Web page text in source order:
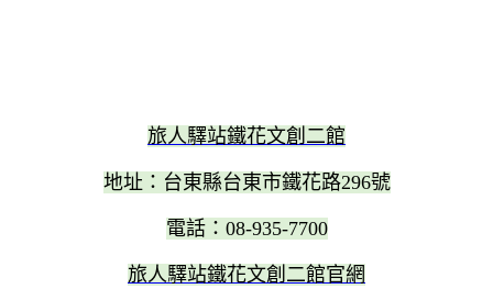
旅人驛站鐵花文創二館
地址：台東縣台東市鐵花路296號
電話：08-935-7700
旅人驛站鐵花文創二館官網